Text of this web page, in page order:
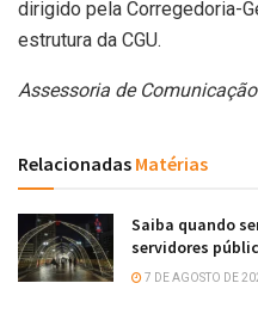
dirigido pela Corregedoria-
estrutura da CGU.
Assessoria de
Relacionadas Matérias
Saiba quando
servidores
7 DE AGOSTO DE